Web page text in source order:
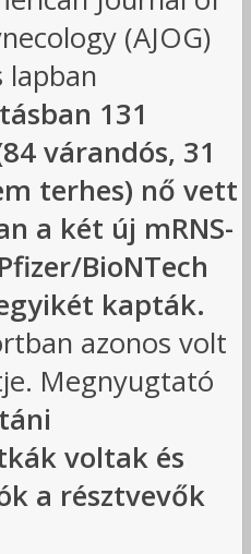
(AJOG)
131
várandós, 31
terhes) nő vett
a két új mRNS-
BioNTech
kapták.
azonos volt
Megnyugtató
voltak és
a résztvevők